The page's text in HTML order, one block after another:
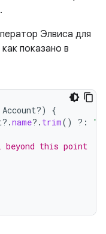
Элвиса для
показано в
Account?)
{
?.name?. trim() ?:
beyond this point